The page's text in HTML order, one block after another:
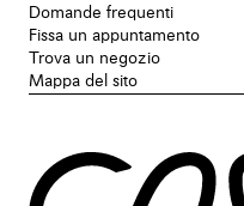
Domande frequenti
Fissa un appuntamento
Trova un negozio
Mappa del sito